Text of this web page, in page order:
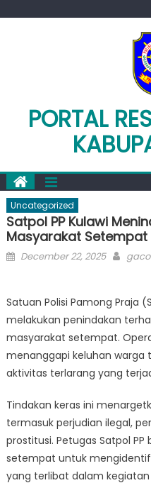
PORTAL
Uncategorized
Satpol PP Kulawi
Masyarakat Setempat
Posted
December 22, 2025
Satuan Polisi Pamong Praja
melakukan penindakan
masyarakat setempat.
menanggapi keluhan warga
aktivitas terlarang yang
Tindakan keras ini
termasuk perjudian ilegal,
prostitusi. Petugas Satpol
setempat untuk
yang terlibat dalam